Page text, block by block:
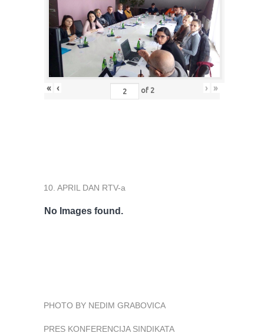
« ‹ of 2 › »
10. APRIL DAN RTV-a
No Images found.
PHOTO BY NEDIM GRABOVICA
PRES KONFERENCIJA SINDIKATA